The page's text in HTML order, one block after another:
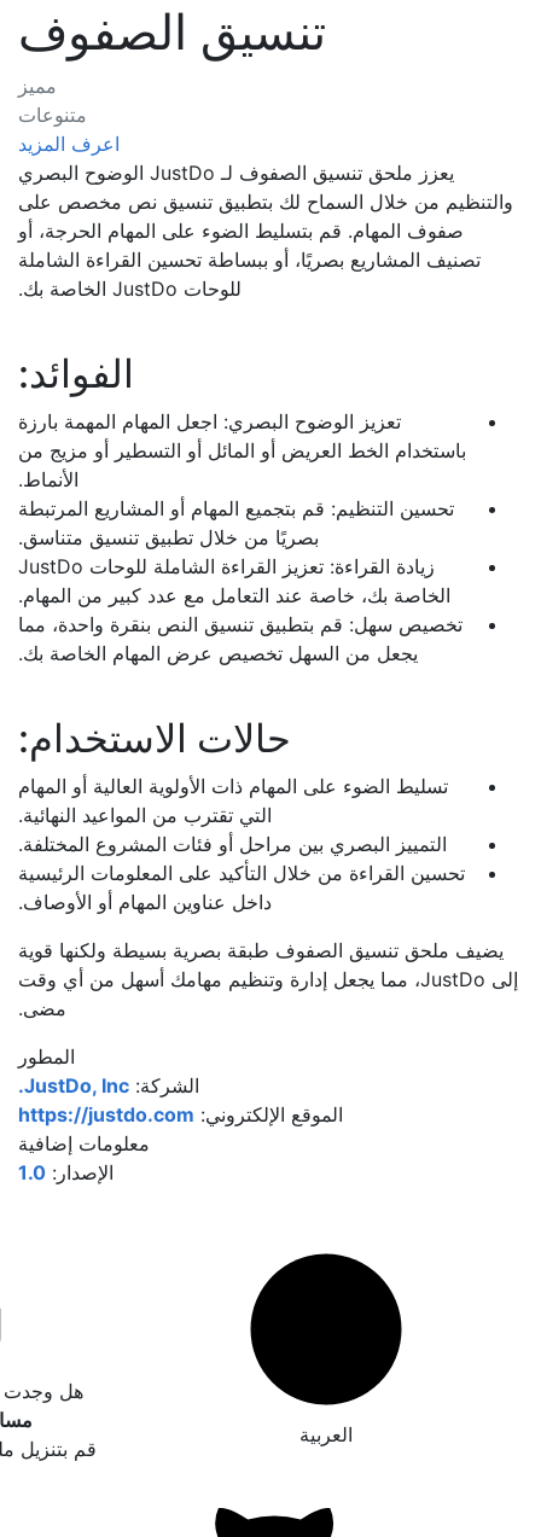
تنسيق الصفوف
مميز
متنوعات
اعرف المزيد
يعزز ملحق تنسيق الصفوف لـ JustDo الوضوح البصري
والتنظيم من خلال السماح لك بتطبيق تنسيق نص مخصص على
صفوف المهام. قم بتسليط الضوء على المهام الحرجة، أو
تصنيف المشاريع بصريًا، أو ببساطة تحسين القراءة الشاملة
للوحات JustDo الخاصة بك.
الفوائد:
تعزيز الوضوح البصري: اجعل المهام المهمة بارزة
باستخدام الخط العريض أو المائل أو التسطير أو مزيج من
الأنماط.
تحسين التنظيم: قم بتجميع المهام أو المشاريع المرتبطة
بصريًا من خلال تطبيق تنسيق متناسق.
زيادة القراءة: تعزيز القراءة الشاملة للوحات JustDo
الخاصة بك، خاصة عند التعامل مع عدد كبير من المهام.
تخصيص سهل: قم بتطبيق تنسيق النص بنقرة واحدة، مما
يجعل من السهل تخصيص عرض المهام الخاصة بك.
حالات الاستخدام:
تسليط الضوء على المهام ذات الأولوية العالية أو المهام
التي تقترب من المواعيد النهائية.
التمييز البصري بين مراحل أو فئات المشروع المختلفة.
تحسين القراءة من خلال التأكيد على المعلومات الرئيسية
داخل عناوين المهام أو الأوصاف.
يضيف ملحق تنسيق الصفوف طبقة بصرية بسيطة ولكنها قوية
إلى JustDo، مما يجعل إدارة وتنظيم مهامك أسهل من أي وقت
مضى.
المطور
الشركة: JustDo, Inc.
الموقع الإلكتروني: https://justdo.com
معلومات إضافية
الإصدار: 1.0
العربية
هل وجدت
قم بتنزيل